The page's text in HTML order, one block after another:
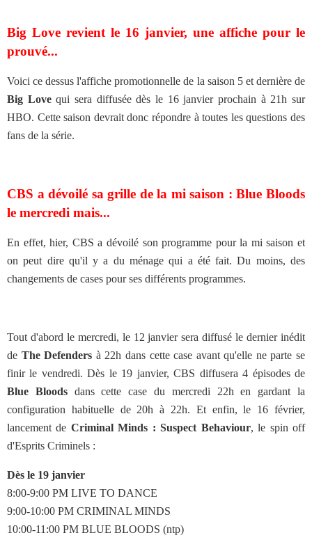
Big Love revient le 16 janvier, une affiche pour le
prouvé...
Voici ce dessus l'affiche promotionnelle de la saison 5 et dernière de
Big Lovequi sera diffusée dès le 16 janvier prochain à 21h sur
HBO. Cette saison devrait donc répondre à toutes les questions des
fans de la série.
CBS a dévoilé sa grille de la mi saison : Blue Bloods
le mercredi mais...
En effet, hier, CBS a dévoilé son programme pour la mi saison et
on peut dire qu'il y a du ménage qui a été fait. Du moins, des
changements de cases pour ses différents programmes.
Tout d'abord le mercredi, le 12 janvier sera diffusé le dernier inédit
de The Defenders à 22h dans cette case avant qu'elle ne parte se
finir le vendredi. Dès le 19 janvier, CBS diffusera 4 épisodes de
Blue Bloodsdans cette case du mercredi 22h en gardant la
configuration habituelle de 20h à 22h. Et enfin, le 16 février,
lancement de Criminal Minds : Suspect Behaviour, le spin off
d'Esprits Criminels :
Dès le 19 janvier
8:00-9:00 PM LIVE TO DANCE
9:00-10:00 PM CRIMINAL MINDS
10:00-11:00 PM BLUE BLOODS (ntp)